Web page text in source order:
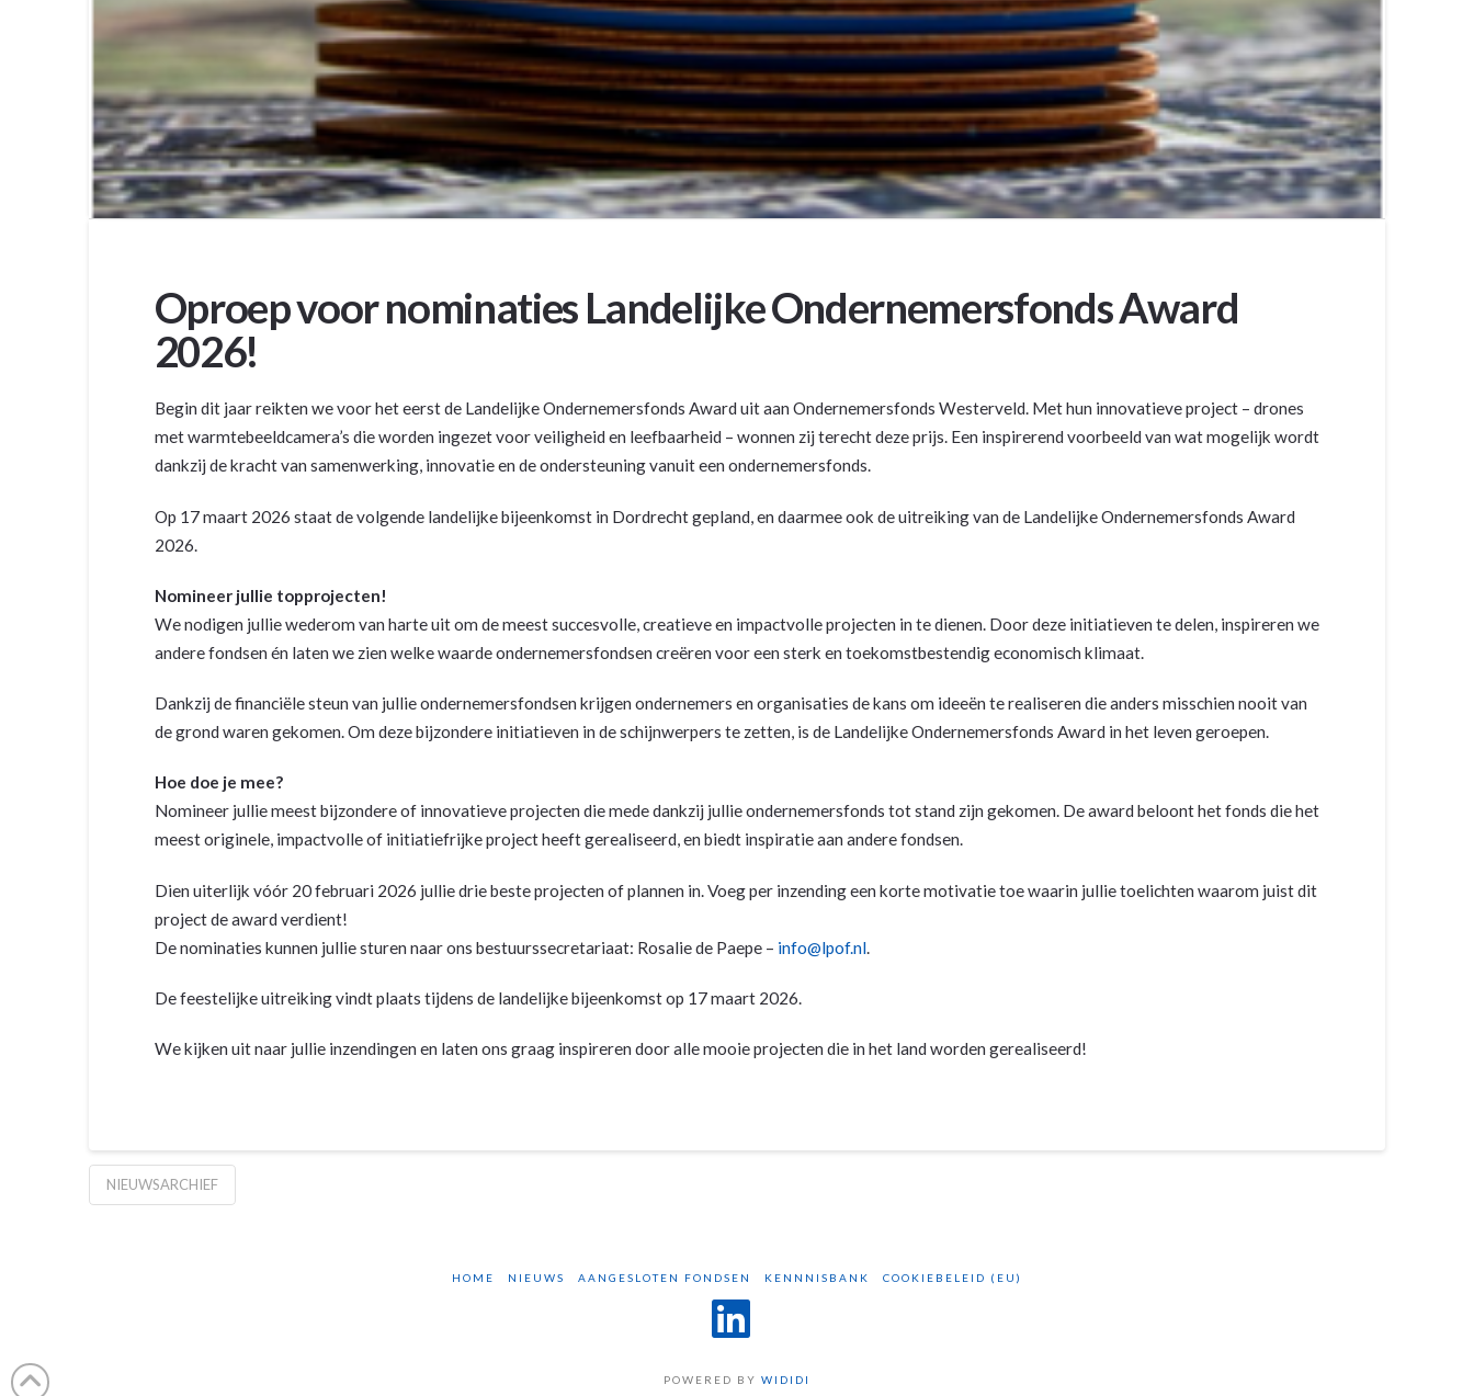
Oproep voor nominaties Landelijke Ondernemersfonds Award
2026!
Begin dit jaar reikten we voor het eerst de Landelijke Ondernemersfonds Award uit aan Ondernemersfonds Westerveld. Met hun innovatieve project – drones
met warmtebeeldcamera’s die worden ingezet voor veiligheid en leefbaarheid – wonnen zij terecht deze prijs. Een inspirerend voorbeeld van wat mogelijk wordt
dankzij de kracht van samenwerking, innovatie en de ondersteuning vanuit een ondernemersfonds.
Op 17 maart 2026 staat de volgende landelijke bijeenkomst in Dordrecht gepland, en daarmee ook de uitreiking van de Landelijke Ondernemersfonds Award
2026.
Nomineer jullie topprojecten!
We nodigen jullie wederom van harte uit om de meest succesvolle, creatieve en impactvolle projecten in te dienen. Door deze initiatieven te delen, inspireren we
andere fondsen én laten we zien welke waarde ondernemersfondsen creëren voor een sterk en toekomstbestendig economisch klimaat.
Dankzij de financiële steun van jullie ondernemersfondsen krijgen ondernemers en organisaties de kans om ideeën te realiseren die anders misschien nooit van
de grond waren gekomen. Om deze bijzondere initiatieven in de schijnwerpers te zetten, is de Landelijke Ondernemersfonds Award in het leven geroepen.
Hoe doe je mee?
Nomineer jullie meest bijzondere of innovatieve projecten die mede dankzij jullie ondernemersfonds tot stand zijn gekomen. De award beloont het fonds die het
meest originele, impactvolle of initiatiefrijke project heeft gerealiseerd, en biedt inspiratie aan andere fondsen.
Dien uiterlijk vóór 20 februari 2026 jullie drie beste projecten of plannen in. Voeg per inzending een korte motivatie toe waarin jullie toelichten waarom juist dit
project de award verdient!
De nominaties kunnen jullie sturen naar ons bestuurssecretariaat: Rosalie de Paepe – info@lpof.nl.
De feestelijke uitreiking vindt plaats tijdens de landelijke bijeenkomst op 17 maart 2026.
We kijken uit naar jullie inzendingen en laten ons graag inspireren door alle mooie projecten die in het land worden gerealiseerd!
NIEUWSARCHIEF
HOME NIEUWS AANGESLOTEN FONDSEN KENNNISBANK COOKIEBELEID (EU)
POWERED BY WIDIDI